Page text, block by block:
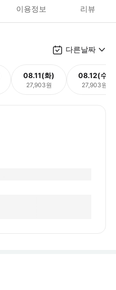
이용정보 리뷰
다른날짜
08.11(화)
27,903원
08.12(수)
27,903원